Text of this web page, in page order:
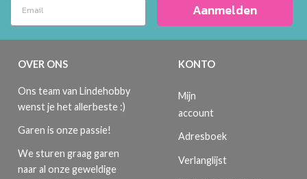
Aanmelden
OVER ONS
Ons team van Lindehobby
wenst je het allerbeste :)
Garen is onze passie!
We sturen graag garen
naar al onze geweldige
KONTO
Mijn
account
Adresboek
Verlanglijst